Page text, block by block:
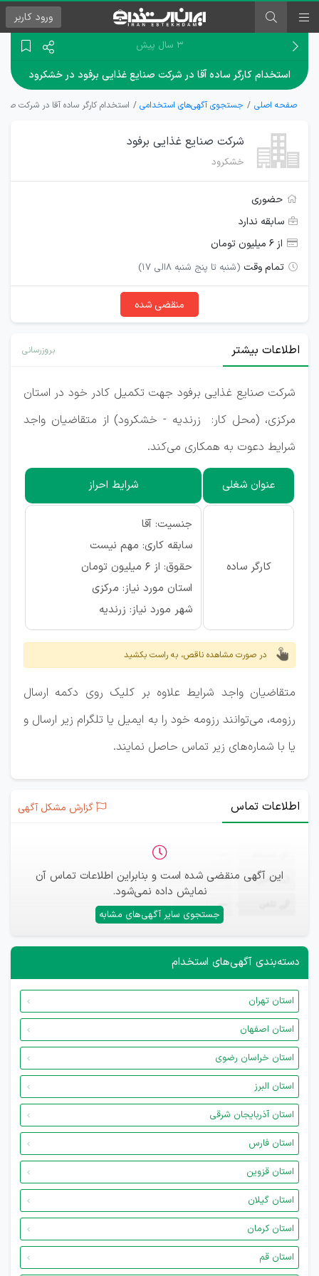
ورود کاربر
۳ سال پیش
استخدام کارگر ساده آقا در شرکت صنایع غذایی برفود در خشکرود
صفحه اصلی جستجوی آگهی‌های استخدامی استخدام کارگر ساده آقا در شرکت
شرکت صنایع غذایی برفود
خشکرود
حضوری
سابقه ندارد
از ۶ میلیون تومان
تمام وقت (شنبه تا پنج شنبه 8الی 17)
منقضی شده
اطلاعات بیشتر بروزرسانی
شرکت صنایع غذایی برفود جهت تکمیل کادر خود در استان
مرکزی، (محل کار: زرندیه - خشکرود) از متقاضیان واجد
شرایط دعوت به همکاری می‌کند.
عنوان شغلی شرایط احراز
کارگر ساده
جنسیت: آقا
سابقه کاری: مهم نیست
حقوق: از 6 میلیون تومان
استان مورد نیاز: مرکزی
شهر مورد نیاز: زرندیه
در صورت مشاهده ناقص، به راست بکشید
متقاضیان واجد شرایط علاوه بر کلیک روی دکمه ارسال
رزومه، می‌توانند رزومه خود را به ایمیل یا تلگرام زیر ارسال و
یا با شماره‌های زیر تماس حاصل نمایند.
اطلاعات تماس گزارش مشکل آگهی
این آگهی منقضی شده است و بنابراین اطلاعات تماس آن
نمایش داده نمی‌شود.
جستجوی سایر آگهی‌های مشابه
ایمیل —
—
دسته‌بندی آگهی‌های استخدام
استان تهران
استان اصفهان
استان خراسان رضوی
استان البرز
استان آذربایجان شرقی
استان فارس
استان قزوین
استان گیلان
استان کرمان
استان قم